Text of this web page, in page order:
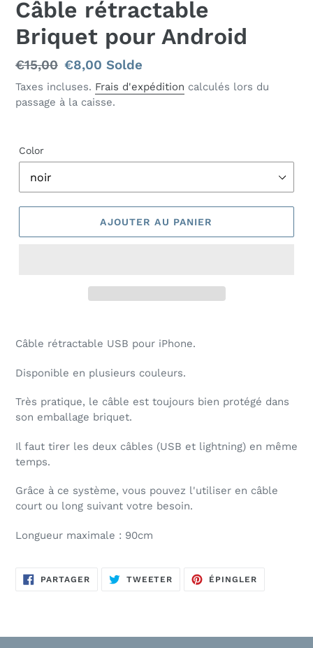
Câble rétractable
Briquet pour Android
Prix
normal
€15,00 Prix
réduit
€8,00Solde
Taxes incluses. Frais d'expédition calculés lors du
passage à la caisse.
Color
AJOUTER AU PANIER
Câble rétractable USB pour iPhone.
Disponible en plusieurs couleurs.
Très pratique, le câble est toujours bien protégé dans
son emballage briquet.
Il faut tirer les deux câbles (USB et lightning) en même
temps.
Grâce à ce système, vous pouvez l'utiliser en câble
court ou long suivant votre besoin.
Longueur maximale : 90cm
PARTAGERPARTAGER
SUR
TWEETER TWEETERÉPINGLER